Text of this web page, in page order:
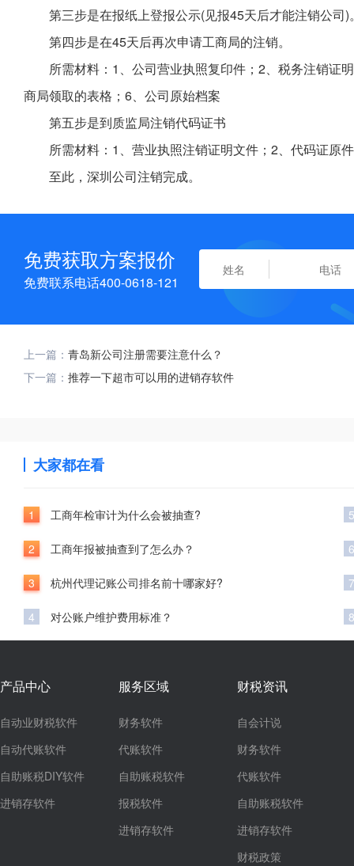
第三步是在报纸上登报公示(见报45天后才能注销公司)
第四步是在45天后再次申请工商局的注销。
所需材料：1、公司营业执照复印件；2、税务注销证
商局领取的表格；6、公司原始档案
第五步是到质监局注销代码证书
所需材料：1、营业执照注销证明文件；2、代码证原
至此，深圳公司注销完成。
免费获取方案报价
免费联系电话400-0618-121
上一篇： 青岛新公司注册需要注意什么？
下一篇： 推荐一下超市可以用的进销存软件
大家都在看
1 工商年检审计为什么会被抽查?
2 工商年报被抽查到了怎么办？
3 杭州代理记账公司排名前十哪家好?
4 对公账户维护费用标准？
5
6
7
8
产品中心
自动业财税软件
自动代账软件
自助账税DIY软件
进销存软件
服务区域
财务软件
代账软件
自助账税软件
报税软件
进销存软件
财税资讯
自会计说
财务软件
代账软件
自助账税软件
进销存软件
财税政策